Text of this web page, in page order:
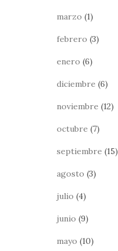
marzo (1)
febrero (3)
enero (6)
diciembre (6)
noviembre (12)
octubre (7)
septiembre (15)
agosto (3)
julio (4)
junio (9)
mayo (10)